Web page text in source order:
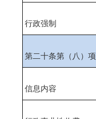
行政强制
第二十条第（八）项
信息内容